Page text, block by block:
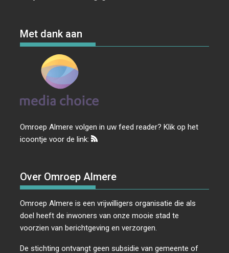
Met dank aan
Omroep Almere volgen in uw feed reader? Klik op het
icoontje voor de link:
Over Omroep Almere
Omroep Almere is een vrijwilligers organisatie die als
doel heeft de inwoners van onze mooie stad te
voorzien van berichtgeving en verzorgen.
De stichting ontvangt geen subsidie van gemeente of